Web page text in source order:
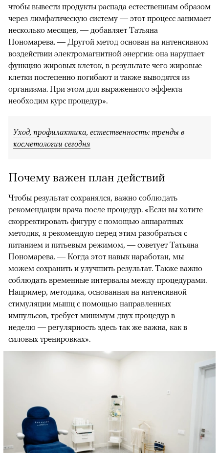
чтобы вывести продукты распада естественным образом
через лимфатическую систему — этот процесс занимает
несколько месяцев, — добавляет Татьяна
Пономарева. — Другой метод основан на интенсивном
воздействии электромагнитной энергии: она нарушает
функцию жировых клеток, в результате чего жировые
клетки постепенно погибают и также выводятся из
организма. При этом для выраженного эффекта
необходим курс процедур».
Уход, профилактика, естественность: тренды в
косметологии сегодня
Почему важен план действий
Чтобы результат сохранялся, важно соблюдать
рекомендации врача после процедур. «Если вы хотите
скорректировать фигуру с помощью аппаратных
методик, я рекомендую перед этим разобраться с
питанием и питьевым режимом, — советует Татьяна
Пономарева. — Когда этот навык наработан, мы
можем сохранить и улучшить результат. Также важно
соблюдать временные интервалы между процедурами.
Например, методика, основанная на интенсивной
стимуляции мышц с помощью направленных
импульсов, требует минимум двух процедур в
неделю — регулярность здесь так же важна, как в
силовых тренировках».